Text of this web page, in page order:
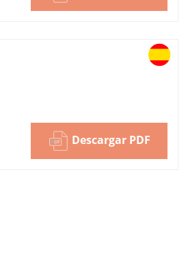
Descargar PDF